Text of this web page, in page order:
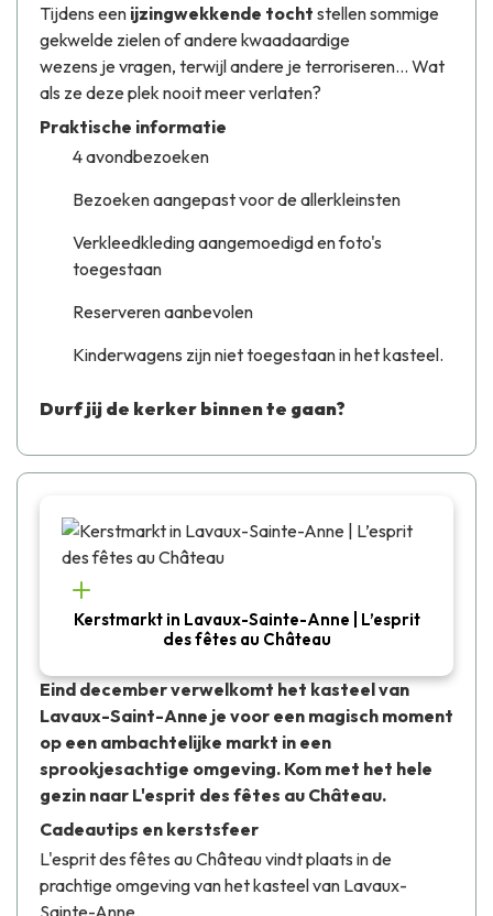
Tijdens een ijzingwekkende tocht stellen sommige
gekwelde zielen of andere kwaadaardige
wezens je vragen, terwijl andere je terroriseren... Wat
als ze deze plek nooit meer verlaten?
Praktische informatie
4 avondbezoeken
Bezoeken aangepast voor de allerkleinsten
Verkleedkleding aangemoedigd en foto's
toegestaan
Reserveren aanbevolen
Kinderwagens zijn niet toegestaan in het kasteel.
Durf jij de kerker binnen te gaan?
Kerstmarkt in Lavaux-Sainte-Anne | L’esprit
des fêtes au Château
Eind december verwelkomt hetkasteel van
Lavaux-Saint-Anne je voor een magisch moment
op een ambachtelijke markt in een
sprookjesachtige omgeving. Kom met het hele
gezin naar L'esprit des fêtes au Château.
Cadeautips en kerstsfeer
L'esprit des fêtes au Châteauvindt plaats in de
prachtige omgeving van het kasteel van Lavaux-
Sainte-Anne.